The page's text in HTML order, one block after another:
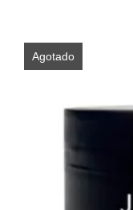
Agotado